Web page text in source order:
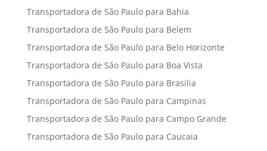
Transportadora de São Paulo para Bahia
Transportadora de São Paulo para Belem
Transportadora de São Paulo para Belo Horizonte
Transportadora de São Paulo para Boa Vista
Transportadora de São Paulo para Brasilia
Transportadora de São Paulo para Campinas
Transportadora de São Paulo para Campo Grande
Transportadora de São Paulo para Caucaia